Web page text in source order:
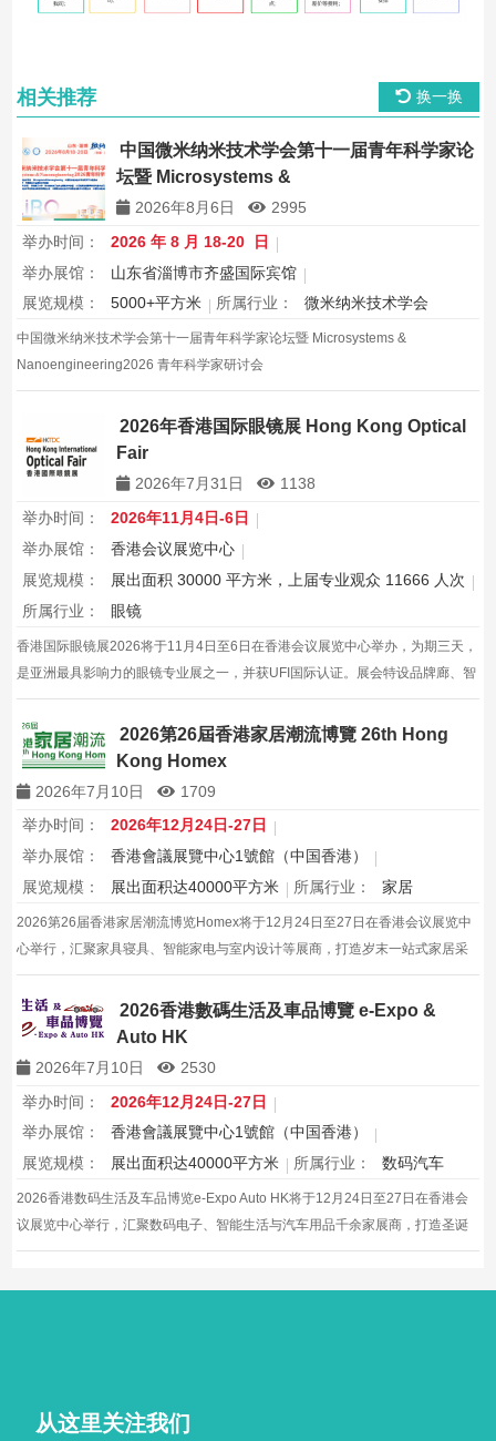
相关推荐 换一换
中国微米纳米技术学会第十一届青年科学家论
坛暨 Microsystems &
Nanoengineering2026 青年科学家研讨会
2026年8月6日
2995
举办时间：
2026 年 8 月 18-20 日
举办展馆：
山东省淄博市齐盛国际宾馆
展览规模：
5000+平方米 所属行业： 微米纳米技术学会
中国微米纳米技术学会第十一届青年科学家论坛暨 Microsystems &
Nanoengineering2026 青年科学家研讨会
2026年香港国际眼镜展 Hong Kong Optical
Fair
2026年7月31日
1138
举办时间：
2026年11月4日-6日
举办展馆：
香港会议展览中心
展览规模：
展出面积 30000 平方米，上届专业观众 11666 人次
所属行业：
眼镜
香港国际眼镜展2026将于11月4日至6日在香港会议展览中心举办，为期三天，
是亚洲最具影响力的眼镜专业展之一，并获UFI国际认证。展会特设品牌廊、智
能眼镜专区与多国展馆，汇聚全球视光产品供应商，并配套眼镜汇演与行业论
坛，为展商与买家创造高效的跨境商贸与合作机…
2026第26屆香港家居潮流博覽 26th Hong
Kong Homex
2026年7月10日
1709
举办时间：
2026年12月24日-27日
举办展馆：
香港會議展覽中心1號館（中国香港）
展览规模：
展出面积达40000平方米 所属行业： 家居
2026第26届香港家居潮流博览Homex将于12月24日至27日在香港会议展览中
心举行，汇聚家具寝具、智能家电与室内设计等展商，打造岁末一站式家居采
购与灵感盛会，欢迎本地家庭与海内外买家入场挑选心仪家居好物，共度温馨
节日购物季，感受设计之美。2026香港數碼生活及車品博覽 e-Expo &
Auto HK
2026年7月10日
2530
举办时间：
2026年12月24日-27日
举办展馆：
香港會議展覽中心1號館（中国香港）
展览规模：
展出面积达40000平方米 所属行业： 数码汽车
2026香港数码生活及车品博览e-Expo Auto HK将于12月24日至27日在香港会
议展览中心举行，汇聚数码电子、智能生活与汽车用品千余家展商，打造圣诞
黄金档科技车品一站式采购盛会，欢迎观众与买家到场体验交流，共赴年度科
从这里关注我们